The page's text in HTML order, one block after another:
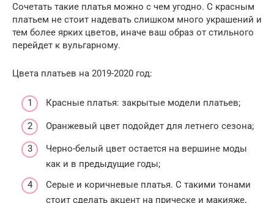
Сочетать такие платья можно с чем угодно. С красным
платьем не стоит надевать слишком много украшений и
тем более ярких цветов, иначе ваш образ от стильного
перейдет к вульгарному.
Цвета платьев на 2019-2020 год:
Красные платья: закрытые модели платьев;
Оранжевый цвет подойдет для летнего сезона;
Черно-белый цвет остается на вершине моды
как и в предыдущие годы;
Серые и коричневые платья. С такими тонами
стоит сделать акцент на прическе и макияже,